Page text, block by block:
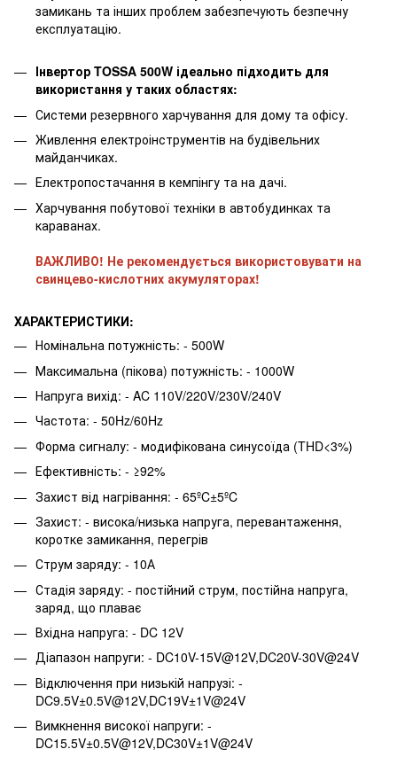
замикань та інших проблем забезпечують безпечну
експлуатацію.
Інвертор TOSSA 500W ідеально підходить для
використання у таких областях:
Системи резервного харчування для дому та офісу.
Живлення електроінструментів на будівельних
майданчиках.
Електропостачання в кемпінгу та на дачі.
Харчування побутової техніки в автобудинках та
караванах.
ВАЖЛИВО! Не рекомендується використовувати на
свинцево-кислотних акумуляторах!
ХАРАКТЕРИСТИКИ:
Номінальна потужність: - 500W
Максимальна (пікова) потужність: - 1000W
Напруга вихід: - AC 110V/220V/230V/240V
Частота: - 50Hz/60Hz
Форма сигналу: - модифікована синусоїда (THD<3%)
Ефективність: - ≥92%
Захист від нагрівання: - 65ºC±5ºC
Захист: - висока/низька напруга, перевантаження,
коротке замикання, перегрів
Струм заряду: - 10А
Стадія заряду: - постійний струм, постійна напруга,
заряд, що плаває
Вхідна напруга: - DC 12V
Діапазон напруги: - DC10V-15V@12V,DC20V-30V@24V
Відключення при низькій напрузі: -
DC9.5V±0.5V@12V,DC19V±1V@24V
Вимкнення високої напруги: -
DC15.5V±0.5V@12V,DC30V±1V@24V